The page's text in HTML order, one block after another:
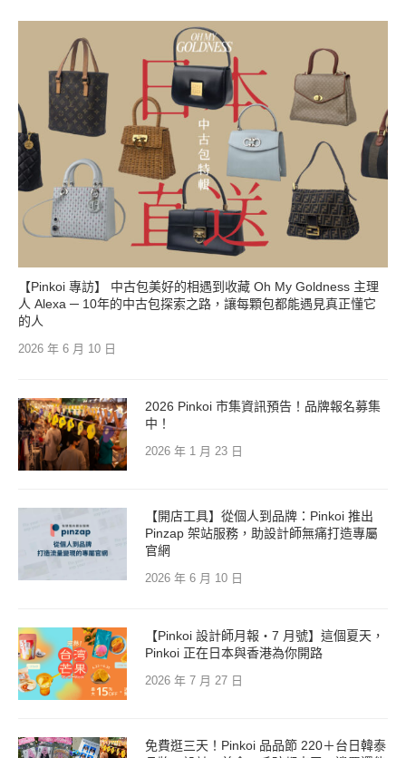
【Pinkoi 專訪】 中古包美好的相遇到收藏 Oh My Goldness 主理
人 Alexa ─ 10年的中古包探索之路，讓每顆包都能遇見真正懂它
的人
2026 年 6 月 10 日
2026 Pinkoi 市集資訊預告！品牌報名募集
中！
2026 年 1 月 23 日
【開店工具】從個人到品牌：Pinkoi 推出
Pinzap 架站服務，助設計師無痛打造專屬
官網
2026 年 6 月 10 日
【Pinkoi 設計師月報・7 月號】這個夏天，
Pinkoi 正在日本與香港為你開路
2026 年 7 月 27 日
免費逛三天！Pinkoi 品品節 220＋台日韓泰